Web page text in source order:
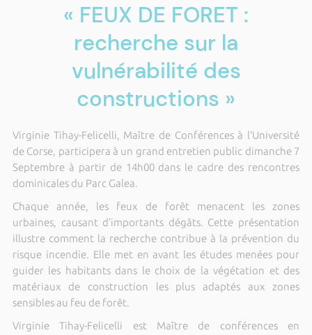
« FEUX DE FORET :
recherche sur la
vulnérabilité des
constructions »
Virginie Tihay-Felicelli, Maître de Conférences à l’Université
de Corse, participera à un grand entretien public dimanche 7
Septembre à partir de 14h00 dans le cadre des rencontres
dominicales du Parc Galea.
Chaque année, les feux de forêt menacent les zones
urbaines, causant d’importants dégâts. Cette présentation
illustre comment la recherche contribue à la prévention du
risque incendie. Elle met en avant les études menées pour
guider les habitants dans le choix de la végétation et des
matériaux de construction les plus adaptés aux zones
sensibles au feu de forêt.
Virginie Tihay-Felicelli est Maître de conférences en